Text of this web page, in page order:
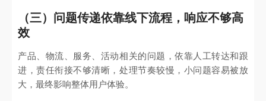
（三）问题传递依靠线下流程，响应不够高
效
产品、物流、服务、活动相关的问题，依靠人工转达和跟
进，责任衔接不够清晰，处理节奏较慢，小问题容易被放
大，最终影响整体用户体验。